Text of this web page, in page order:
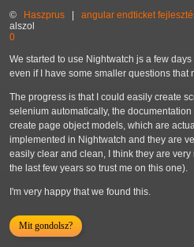
© Haszprus angular endticket
alszol
0
We started to use Nightwatch js a few
even if I have some smaller questions that
The progress is that I could easily create
selenium automatically, the
create page object models, which are
implemented in Nightwatch and they are
easily clear and clean, I think they are
the last few years so trust me on this one).
I'm very happy that we found this.
Mit gondolsz?